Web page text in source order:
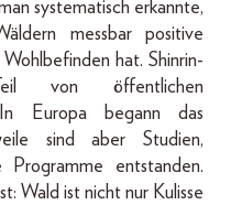
systematisch erkannte,
messbar positive
hat. Shinrin-
von öffentlichen
In Europa begann das
sind aber Studien,
entstanden.
Wald ist nicht nur Kulisse